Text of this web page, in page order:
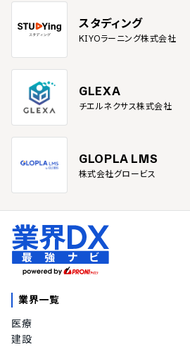
スタディング
KIYOラーニング株式会社
GLEXA
チエルネクサス株式会社
GLOPLA LMS
株式会社グロービス
業界一覧
医療
建設